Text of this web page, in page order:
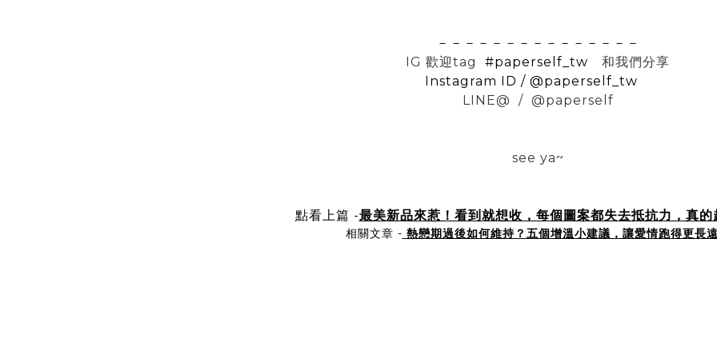
－－－－－－－－－－－－－－－
IG 歡迎tag #paperself_tw 和我們分享
Instagram ID / @paperself_tw
LINE@ / @paperself
see ya~
點看上篇 -最美新品來惹！看到就想收，每個圖案都失去抵抗力，真的
相關文章 - 熱戀期過後如何維持？五個增溫小建議，讓愛情跑得更長遠